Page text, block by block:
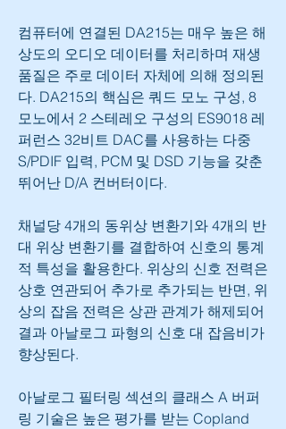
컴퓨터에 연결된 DA215는 매우 높은 해
상도의 오디오 데이터를 처리하며 재생
품질은 주로 데이터 자체에 의해 정의된
다. DA215의 핵심은 쿼드 모노 구성, 8
모노에서 2 스테레오 구성의 ES9018 레
퍼런스 32비트 DAC를 사용하는 다중
S/PDIF 입력, PCM 및 DSD 기능을 갖춘
뛰어난 D/A 컨버터이다.
채널당 4개의 동위상 변환기와 4개의 반
대 위상 변환기를 결합하여 신호의 통계
적 특성을 활용한다. 위상의 신호 전력은
상호 연관되어 추가로 추가되는 반면, 위
상의 잡음 전력은 상관 관계가 해제되어
결과 아날로그 파형의 신호 대 잡음비가
향상된다.
아날로그 필터링 섹션의 클래스 A 버퍼
링 기술은 높은 평가를 받는 Copland